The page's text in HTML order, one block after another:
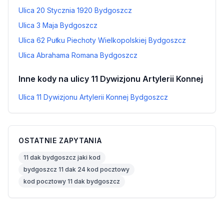
Ulica 20 Stycznia 1920 Bydgoszcz
Ulica 3 Maja Bydgoszcz
Ulica 62 Pułku Piechoty Wielkopolskiej Bydgoszcz
Ulica Abrahama Romana Bydgoszcz
Inne kody na ulicy 11 Dywizjonu Artylerii Konnej
Ulica 11 Dywizjonu Artylerii Konnej Bydgoszcz
OSTATNIE ZAPYTANIA
11 dak bydgoszcz jaki kod
bydgoszcz 11 dak 24 kod pocztowy
kod pocztowy 11 dak bydgoszcz